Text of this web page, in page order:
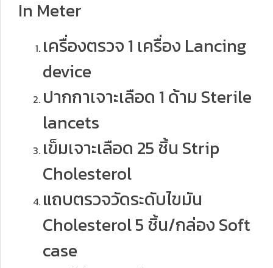
In Meter
เครื่องตรวจ 1 เครื่อง Lancing
device
ปากกาเจาะเลือด 1 ด้าม Sterile
lancets
เข็มเจาะเลือด 25 ชิ้น Strip
Cholesterol
แถบตรวจวัดระดับไขมัน
Cholesterol 5 ชิ้น/กล่อง Soft
case